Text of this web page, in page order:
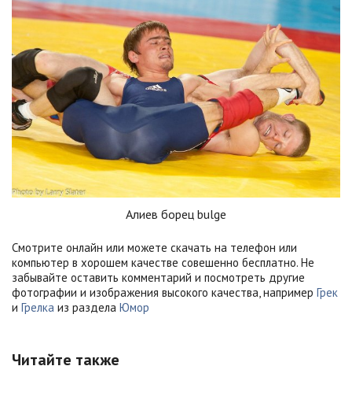
Алиев борец bulge
Смотрите онлайн или можете скачать на телефон или
компьютер в хорошем качестве совешенно бесплатно. Не
забывайте оставить комментарий и посмотреть другие
фотографии и изображения высокого качества, например Грек
и Грелка из раздела Юмор
Читайте также